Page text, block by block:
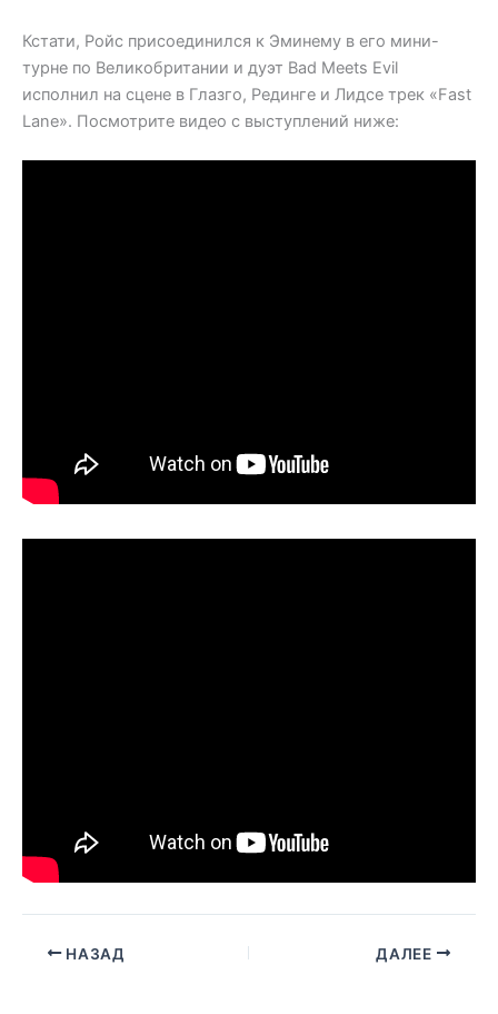
Кстати, Ройс присоединился к Эминему в его мини-
турне по Великобритании и дуэт Bad Meets Evil
исполнил на сцене в Глазго, Рединге и Лидсе трек «Fast
Lane». Посмотрите видео с выступлений ниже:
НАЗАД ДАЛЕЕ